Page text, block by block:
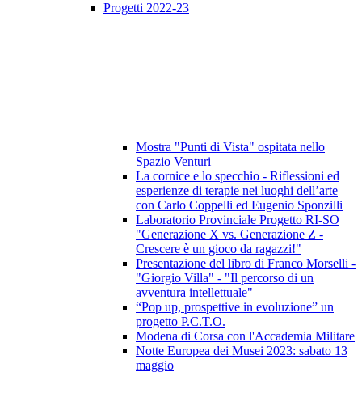
Progetti 2022-23
Mostra "Punti di Vista" ospitata nello
Spazio Venturi
La cornice e lo specchio - Riflessioni ed
esperienze di terapie nei luoghi dell’arte
con Carlo Coppelli ed Eugenio Sponzilli
Laboratorio Provinciale Progetto RI-SO
"Generazione X vs. Generazione Z -
Crescere è un gioco da ragazzi!"
Presentazione del libro di Franco Morselli -
"Giorgio Villa" - "Il percorso di un
avventura intellettuale"
“Pop up, prospettive in evoluzione” un
progetto P.C.T.O.
Modena di Corsa con l'Accademia Militare
Notte Europea dei Musei 2023: sabato 13
maggio